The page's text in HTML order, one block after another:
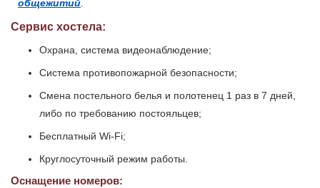
общежитий.
Сервис хостела:
Охрана, система видеонаблюдение;
Система противопожарной безопасности;
Смена постельного белья и полотенец 1 раз в 7 дней,
либо по требованию постояльцев;
Бесплатный Wi-Fi;
Круглосуточный режим работы.
Оснащение номеров: